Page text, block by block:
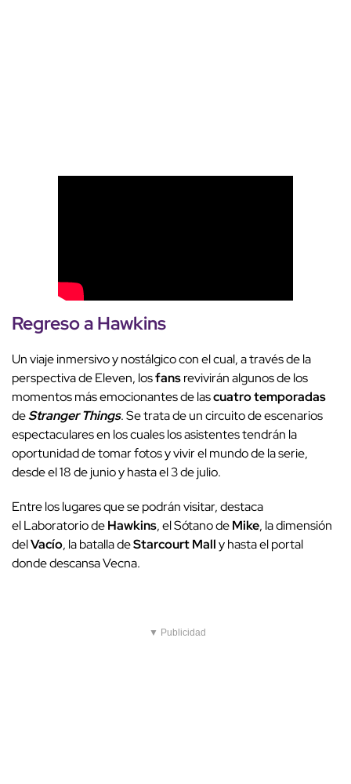
Regreso a Hawkins
Un viaje inmersivo y nostálgico con el cual, a través de la
perspectiva de Eleven, losfansrevivirán algunos de los
momentos más emocionantes de lascuatro temporadas
deStranger Things. Se trata de un circuito de escenarios
espectaculares en los cuales los asistentes tendrán la
oportunidad de tomar fotos y vivir el mundo de la serie,
desde el 18 de junio y hasta el 3 de julio.
Entre los lugares que se podrán visitar, destaca
el Laboratorio deHawkins, el Sótano deMike, la dimensión
delVacío, la batalla deStarcourt Mally hasta el portal
donde descansa Vecna.
▼ Publicidad